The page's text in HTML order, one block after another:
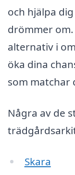
och hjälpa
drömmer
alternativ i
öka dina
som matchar
Några av de
Skara